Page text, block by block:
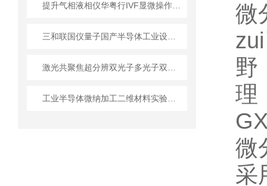
微
野
理
微
采